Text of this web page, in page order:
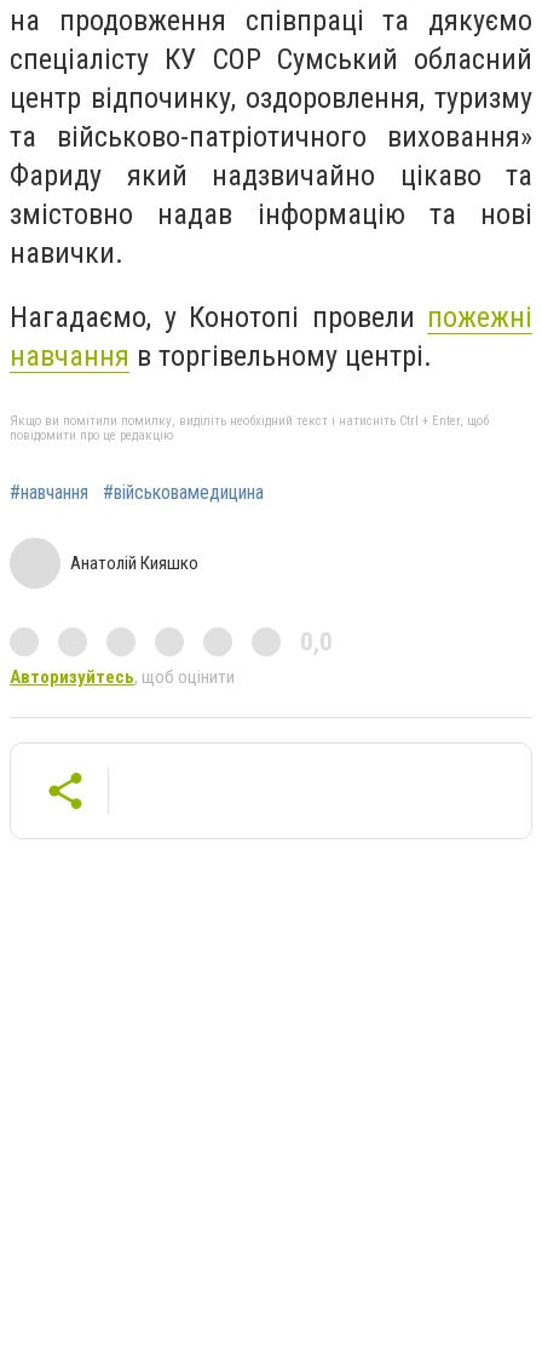
на продовження співпраці та дякуємо
спеціалісту КУ СОР Сумський обласний
центр відпочинку, оздоровлення, туризму
та військово-патріотичного виховання»
Фариду який надзвичайно цікаво та
змістовно надав інформацію та нові
навички.
Нагадаємо, у Конотопі провели пожежні
навчання в торгівельному центрі.
Якщо ви помітили помилку, виділіть необхідний текст і натисніть Ctrl + Enter, щоб
повідомити про це редакцію
#навчання #військовамедицина
Анатолій Кияшко
0,0
Авторизуйтесь, щоб оцінити